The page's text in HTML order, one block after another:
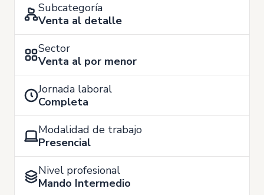
Subcategoría
Venta al detalle
Sector
Venta al por menor
Jornada laboral
Completa
Modalidad de trabajo
Presencial
Nivel profesional
Mando Intermedio